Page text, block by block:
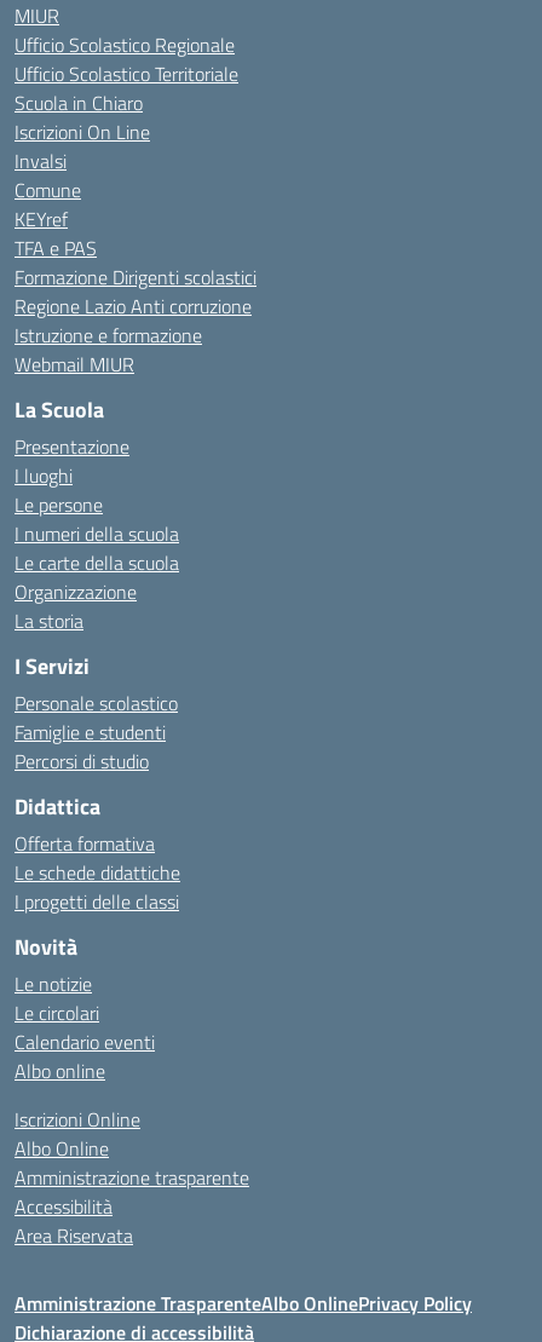
MIUR
Ufficio Scolastico Regionale
Ufficio Scolastico Territoriale
Scuola in Chiaro
Iscrizioni On Line
Invalsi
Comune
KEYref
TFA e PAS
Formazione Dirigenti scolastici
Regione Lazio Anti corruzione
Istruzione e formazione
Webmail MIUR
La Scuola
Presentazione
I luoghi
Le persone
I numeri della scuola
Le carte della scuola
Organizzazione
La storia
I Servizi
Personale scolastico
Famiglie e studenti
Percorsi di studio
Didattica
Offerta formativa
Le schede didattiche
I progetti delle classi
Novità
Le notizie
Le circolari
Calendario eventi
Albo online
Iscrizioni Online
Albo Online
Amministrazione trasparente
Accessibilità
Area Riservata
Amministrazione TrasparenteAlbo OnlinePrivacy Policy
Dichiarazione di accessibilità